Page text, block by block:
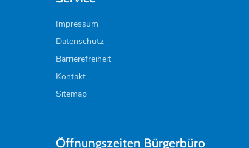
Impressum
Datenschutz
Barrierefreiheit
Kontakt
Sitemap
Öffnungszeiten Bürgerbüro